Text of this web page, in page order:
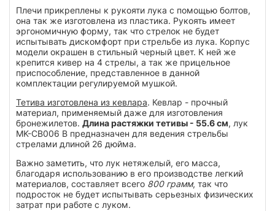
Плечи прикреплены к рукояти лука с помощью болтов,
она так же изготовлена из пластика. Рукоять имеет
эргономичную форму, так что стрелок не будет
испытывать дискомфорт при стрельбе из лука. Корпус
модели окрашен в стильный черный цвет. К ней же
крепится кивер на 4 стрелы, а так же прицельное
приспособление, представленное в данной
комплектации регулируемой мушкой.
Тетива изготовлена из кевлара. Кевлар - прочный
материал, применяемый даже для изготовления
бронежилетов. Длина растяжки тетивы - 55.6 см, лук
MK-CB006 B предназначен для ведения стрельбы
стрелами длиной 26 дюйма.
Важно заметить, что лук нетяжелый, его масса,
благодаря использованию в его производстве легкий
материалов, составляет всего 800 грамм, так что
подросток не будет испытывать серьезных физических
затрат при работе с луком.